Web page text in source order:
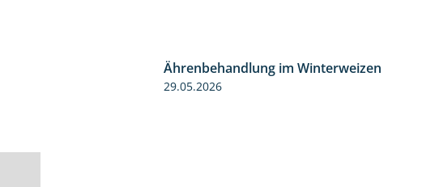
Ährenbehandlung im Winterweizen
29.05.2026